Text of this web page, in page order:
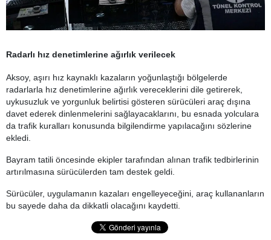
Radarlı hız denetimlerine ağırlık verilecek
Aksoy, aşırı hız kaynaklı kazaların yoğunlaştığı bölgelerde
radarlarla hız denetimlerine ağırlık vereceklerini dile getirerek,
uykusuzluk ve yorgunluk belirtisi gösteren sürücüleri araç dışına
davet ederek dinlenmelerini sağlayacaklarını, bu esnada yolculara
da trafik kuralları konusunda bilgilendirme yapılacağını sözlerine
ekledi.
Bayram tatili öncesinde ekipler tarafından alınan trafik tedbirlerinin
artırılmasına sürücülerden tam destek geldi.
Sürücüler, uygulamanın kazaları engelleyeceğini, araç kullananların
bu sayede daha da dikkatli olacağını kaydetti.